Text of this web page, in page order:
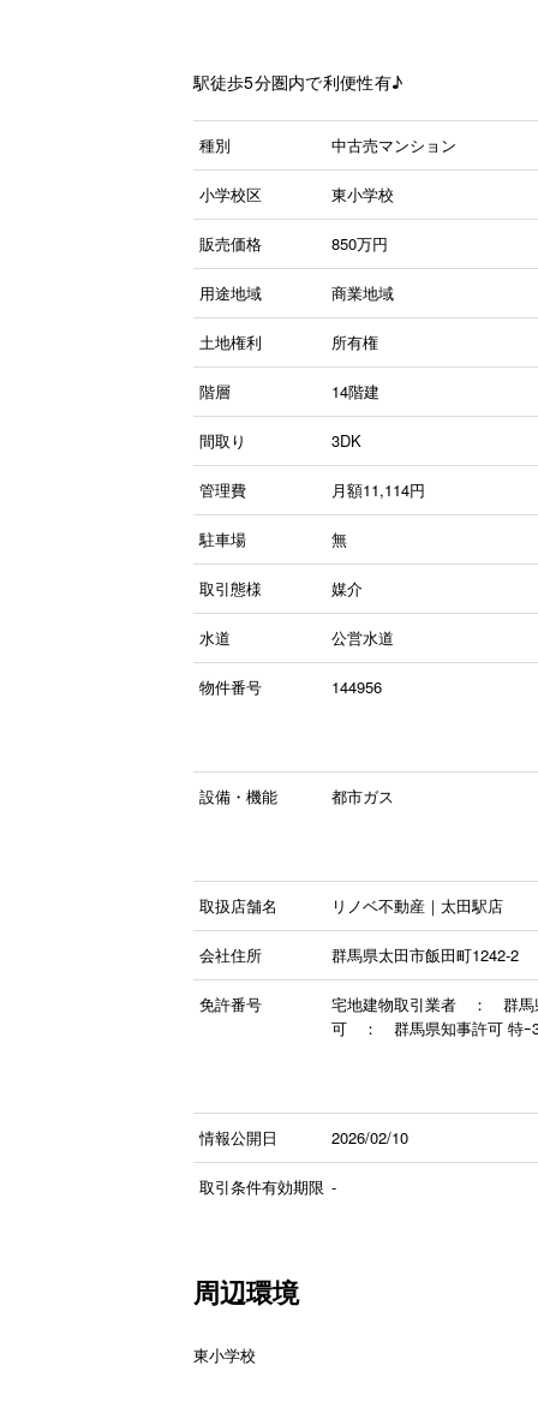
駅徒歩5分圏内で利便性有♪
種別 中古売マンション
小学校区 東小学校
販売価格 850万円
用途地域 商業地域
土地権利 所有権
階層 14階建
間取り 3DK
管理費 月額11,114円
駐車場 無
取引態様 媒介
水道 公営水道
物件番号 144956
設備・機能 都市ガス
取扱店舗名 リノベ不動産｜太田駅店
会社住所 群馬県太田市飯田町1242-2
免許番号
宅地建物取引業者 ： 群馬
可 ： 群馬県知事許可 特ｰ
情報公開日 2026/02/10
取引条件有効期限 -
周辺環境
東小学校